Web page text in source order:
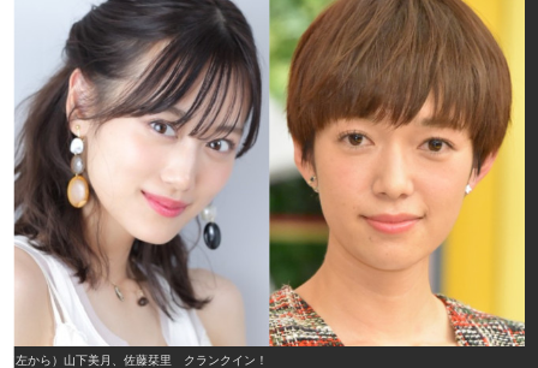
（左から）山下美月、佐藤栞里 クランクイン！